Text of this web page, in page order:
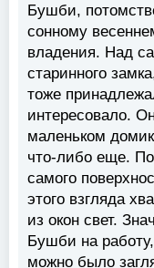
Бушби,
сонному
владения. Над
старинного
тоже
интересовало.
маленьком
что-либо еще.
самого
этого взгляда
из окон свет.
Бушби на
можно было